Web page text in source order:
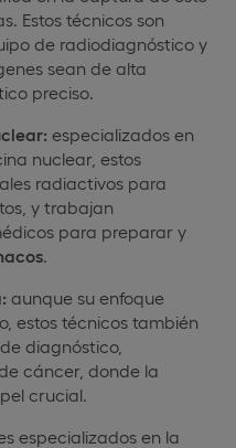
Estos técnicos son
de radiodiagnóstico y
sean de alta
preciso.
especializados en
nuclear, estos
radiactivos para
y trabajan
para preparar y
aunque su enfoque
estos técnicos también
diagnóstico,
cáncer, donde la
crucial.
especializados en la